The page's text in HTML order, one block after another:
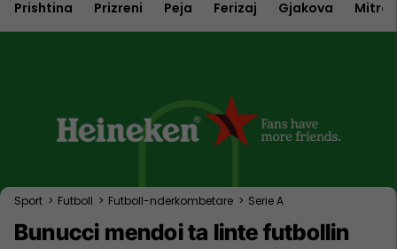
Prishtina Prizreni Peja Ferizaj Gjakova
Sport > Futboll > Futboll-nderkombetare > Serie A
Bunucci mendoi ta linte futbollin